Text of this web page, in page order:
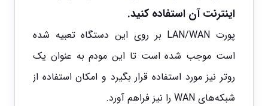
اینترنت آن استفاده کنید.
پورت LAN/WAN بر روی این دستگاه تعبیه شده
است موجب شده است تا این مودم به عنوان یک
روتر نیز مورد استفاده قرار بگیرد و امکان استفاده از
شبکه‌های WAN را نیز فراهم آورد.